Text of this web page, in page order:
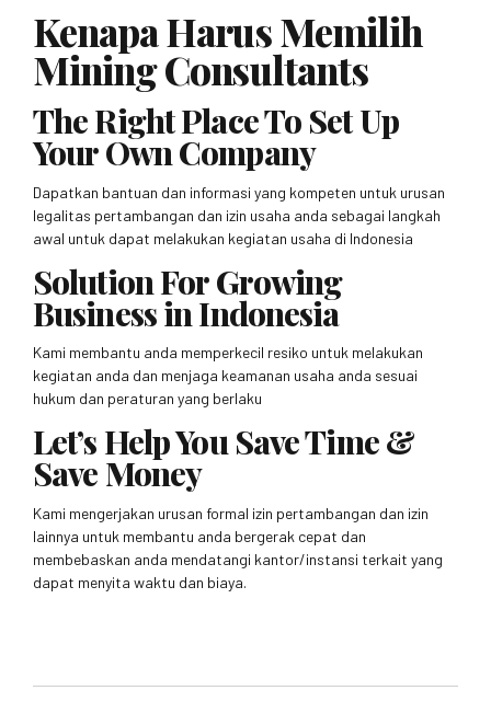
Kenapa Harus Memilih
Mining Consultants
The Right Place To Set Up
Your Own Company
Dapatkan bantuan dan informasi yang kompeten untuk urusan
legalitas pertambangan dan izin usaha anda sebagai langkah
awal untuk dapat melakukan kegiatan usaha di Indonesia
Solution For Growing
Business in Indonesia
Kami membantu anda memperkecil resiko untuk melakukan
kegiatan anda dan menjaga keamanan usaha anda sesuai
hukum dan peraturan yang berlaku
Let’s Help You Save Time &
Save Money
Kami mengerjakan urusan formal izin pertambangan dan izin
lainnya untuk membantu anda bergerak cepat dan
membebaskan anda mendatangi kantor/instansi terkait yang
dapat menyita waktu dan biaya.